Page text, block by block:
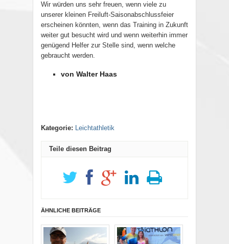
Wir würden uns sehr freuen, wenn viele zu
unserer kleinen Freiluft-Saisonabschlussfeier
erscheinen könnten, wenn das Training in Zukunft
weiter gut besucht wird und wenn weiterhin immer
genügend Helfer zur Stelle sind, wenn welche
gebraucht werden.
von Walter Haas
Kategorie: Leichtathletik
Teile diesen Beitrag
ÄHNLICHE BEITRÄGE